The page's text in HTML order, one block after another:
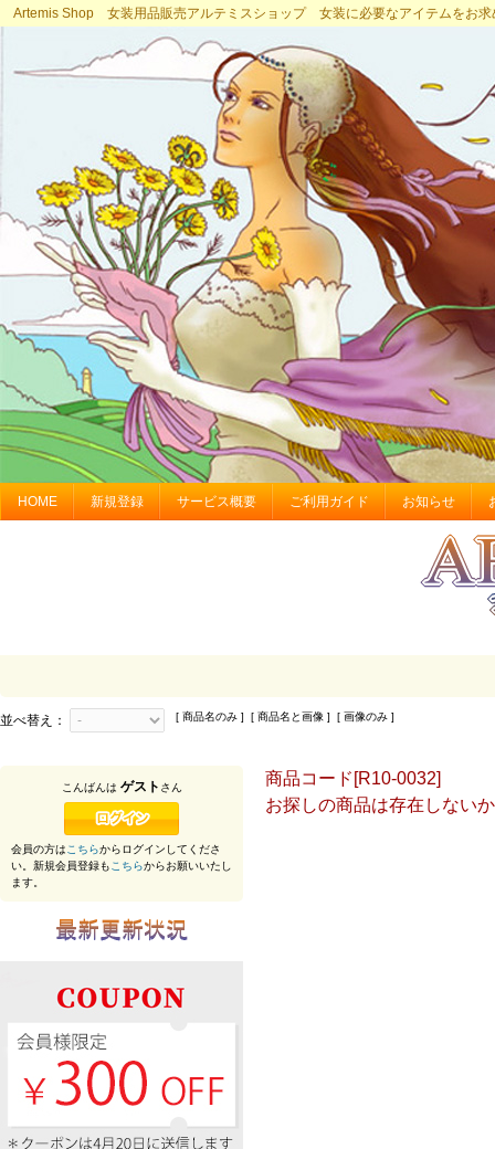
Artemis Shop 女装用品販売アルテミスショップ 女装に必要なアイテムをお求
HOME 新規登録 サービス概要 ご利用ガイド お知らせ
並べ替え： [ 商品名のみ ] [ 商品名と画像 ] [ 画像のみ ]
商品コード[R10-0032]
お探しの商品は存在しない
こんばんは ゲスト さん
会員の方はこちらからログインしてくださ
い。新規会員登録もこちらからお願いいたし
ます。